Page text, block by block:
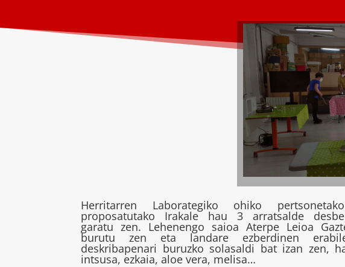
Herritarren Laborategiko ohiko
proposatutako Irakale hau 3 arratsalde
garatu zen. Lehenengo saioa Aterpe Leioa
burutu zen eta landare ezberdinen
deskribapenari buruzko solasaldi bat izan zen,
intsusa, ezkaia, aloe vera, melisa…